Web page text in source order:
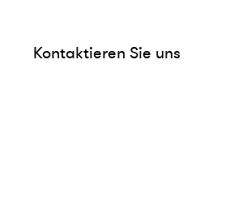
Kontaktieren Sie uns